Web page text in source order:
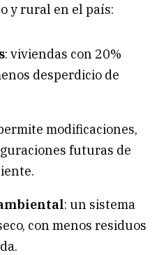
y rural en el país:
: viviendas con 20%
desperdicio de
modificaciones,
futuras de
: un sistema
con menos residuos